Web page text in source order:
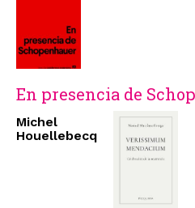
En presencia de
Michel
Houellebecq